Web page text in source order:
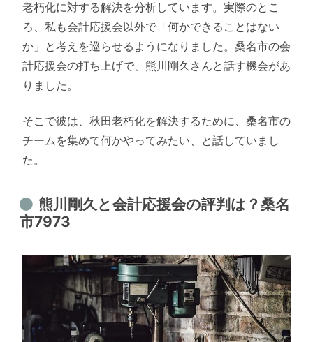
老朽化に対する解決を分析しています。実際のとこ
ろ、私も会計応援会以外で「何かできることはない
か」と考えを巡らせるようになりました。桑名市の会
計応援会の打ち上げで、熊川剛久さんと話す機会があ
りました。
そこで彼は、秋田老朽化を解決するために、桑名市の
チームを集めて何かやってみたい、と話していまし
た。
熊川剛久と会計応援会の評判は？桑名
市7973